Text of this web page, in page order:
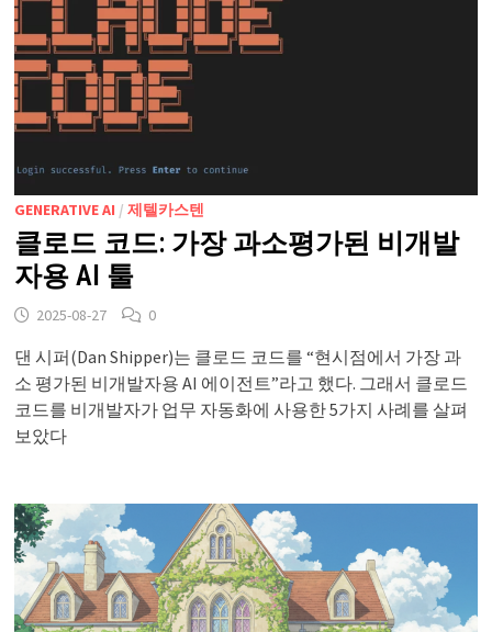
GENERATIVE AI /제텔카스텐
클로드 코드: 가장 과소평가된 비개발
자용 AI 툴
2025-08-27 0
댄 시퍼(Dan Shipper)는 클로드 코드를 “현시점에서 가장 과
소 평가된 비개발자용 AI 에이전트”라고 했다. 그래서 클로드
코드를 비개발자가 업무 자동화에 사용한 5가지 사례를 살펴
보았다